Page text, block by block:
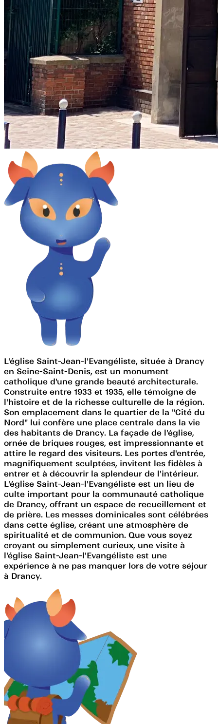
L'église Saint-Jean-l'Evangéliste, située à Drancy
en Seine-Saint-Denis, est un monument
catholique d'une grande beauté architecturale.
Construite entre 1933 et 1935, elle témoigne de
l'histoire et de la richesse culturelle de la région.
Son emplacement dans le quartier de la "Cité du
Nord" lui confère une place centrale dans la vie
des habitants de Drancy. La façade de l'église,
ornée de briques rouges, est impressionnante et
attire le regard des visiteurs. Les portes d'entrée,
magnifiquement sculptées, invitent les fidèles à
entrer et à découvrir la splendeur de l'intérieur.
L'église Saint-Jean-l'Evangéliste est un lieu de
culte important pour la communauté catholique
de Drancy, offrant un espace de recueillement et
de prière. Les messes dominicales sont célébrées
dans cette église, créant une atmosphère de
spiritualité et de communion. Que vous soyez
croyant ou simplement curieux, une visite à
l'église Saint-Jean-l'Evangéliste est une
expérience à ne pas manquer lors de votre séjour
à Drancy.